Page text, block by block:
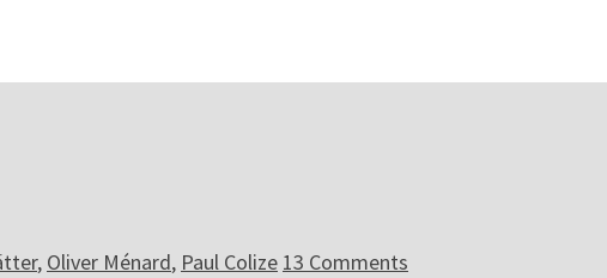
, Oliver Ménard, Paul Colize 13 Comments